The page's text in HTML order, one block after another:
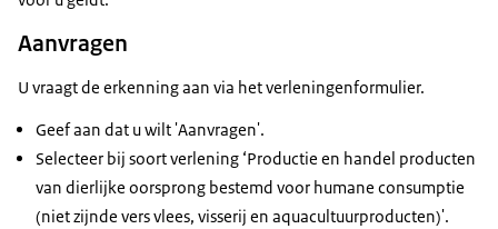
Aanvragen
U vraagt de erkenning aan via het verleningenformulier.
Geef aan dat u wilt 'Aanvragen'.
Selecteer bij soort verlening ‘Productie en handel producten
van dierlijke oorsprong bestemd voor humane consumptie
(niet zijnde vers vlees, visserij en aquacultuurproducten)'.